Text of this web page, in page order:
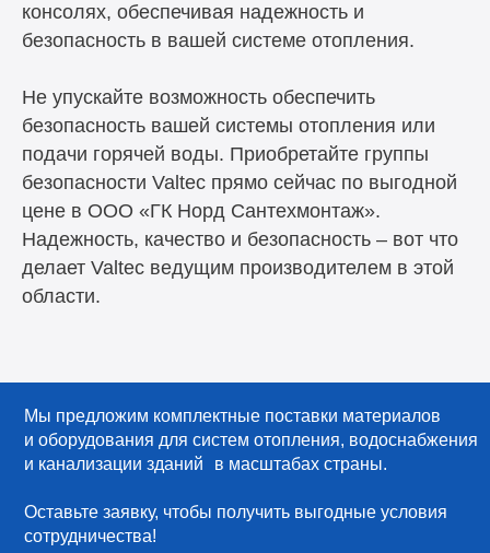
консолях, обеспечивая надежность и
безопасность в вашей системе отопления.
Не упускайте возможность обеспечить
безопасность вашей системы отопления или
подачи горячей воды. Приобретайте группы
безопасности Valtec прямо сейчас по выгодной
цене в ООО «ГК Норд Сантехмонтаж».
Надежность, качество и безопасность – вот что
делает Valtec ведущим производителем в этой
области.
Мы предложим комплектные поставки материалов
и оборудования для систем отопления, водоснабжения
и канализации зданий в масштабах страны.
Оставьте заявку, чтобы получить выгодные условия
сотрудничества!